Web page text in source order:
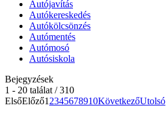
Autójavítás
Autókereskedés
Autókölcsönzés
Autómentés
Autómosó
Autósiskola
Bejegyzések
1 - 20 találat / 310
ElsőElőző1 2345678910KövetkezőUtolsó